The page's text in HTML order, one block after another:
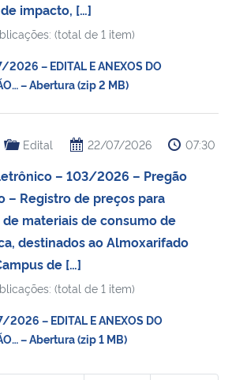
impacto, […]
(total de 1 item)
– EDITAL E ANEXOS DO
– Abertura (zip 2 MB)
Edital 22/07/2026 07:30
– 103/2026 – Pregão
– Registro de preços para
materiais de consumo de
destinados ao Almoxarifado
de […]
(total de 1 item)
– EDITAL E ANEXOS DO
– Abertura (zip 1 MB)